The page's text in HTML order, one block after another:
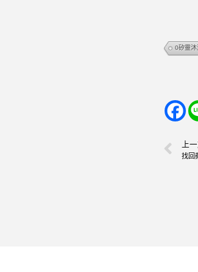
0矽靈沐
上
找回